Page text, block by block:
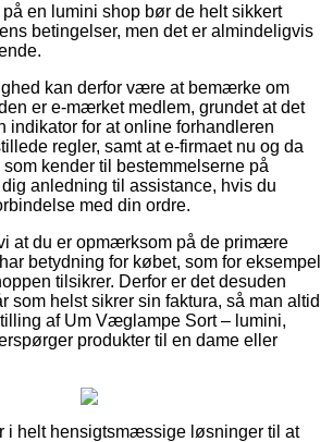
på en lumini shop bør de helt sikkert
betingelser, men det er almindeligvis
kan derfor være at bemærke om
er e-mærket medlem, grundet at det
indikator for at online forhandleren
regler, samt at e-firmaet nu og da
kender til bestemmelserne på
anledning til assistance, hvis du
med din ordre.
at du er opmærksom på de primære
betydning for købet, som for eksempel
tilsikrer. Derfor er det desuden
som helst sikrer sin faktura, så man altid
af Um Væglampe Sort – lumini,
produkter til en dame eller
i helt hensigtsmæssige løsninger til at